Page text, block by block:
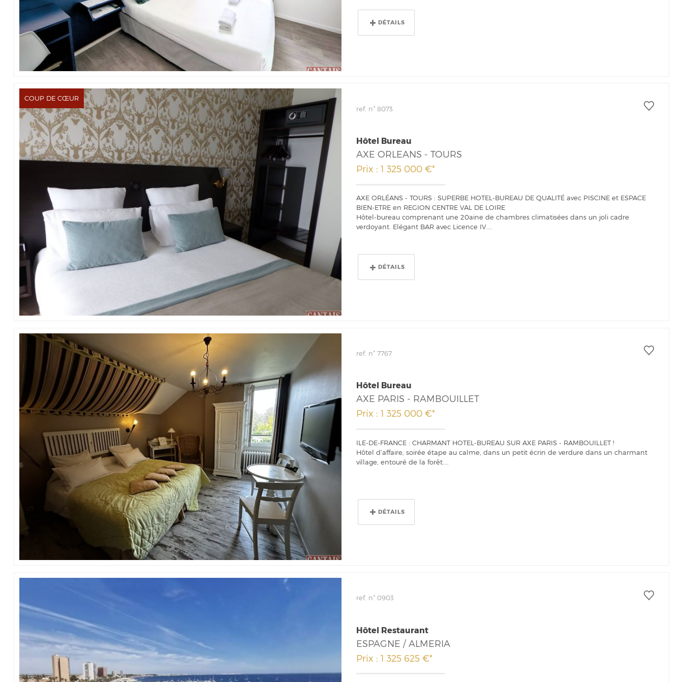
DÉTAILS
COUP DE CŒUR
ref. n° 8073
Hôtel Bureau
AXE ORLEANS - TOURS
Prix : 1 325 000 €*
AXE ORLÉANS - TOURS : SUPERBE HOTEL-BUREAU DE QUALITÉ avec PISCINE et ESPACE
BIEN-ETRE en REGION CENTRE VAL DE LOIRE
Hôtel-bureau comprenant une 20aine de chambres climatisées dans un joli cadre
verdoyant. Elégant BAR avec Licence IV....
DÉTAILS
ref. n° 7767
Hôtel Bureau
AXE PARIS - RAMBOUILLET
Prix : 1 325 000 €*
ILE-DE-FRANCE : CHARMANT HOTEL-BUREAU SUR AXE PARIS - RAMBOUILLET !
Hôtel d’affaire, soirée étape au calme, dans un petit écrin de verdure dans un charmant
village, entouré de la forêt....
DÉTAILS
ref. n° 0903
Hôtel Restaurant
ESPAGNE / ALMERIA
Prix : 1 325 625 €*